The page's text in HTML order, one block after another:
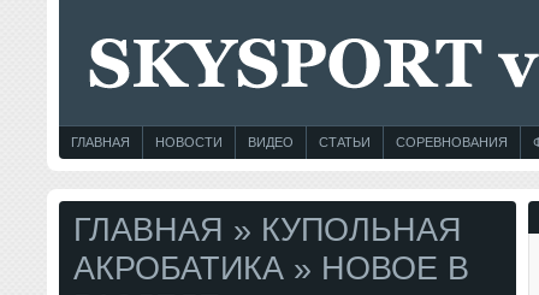
ГЛАВНАЯ НОВОСТИ ВИДЕО СТАТЬИ СОРЕВНОВАНИЯ
ГЛАВНАЯ » КУПОЛЬНАЯ
АКРОБАТИКА » НОВОЕ В